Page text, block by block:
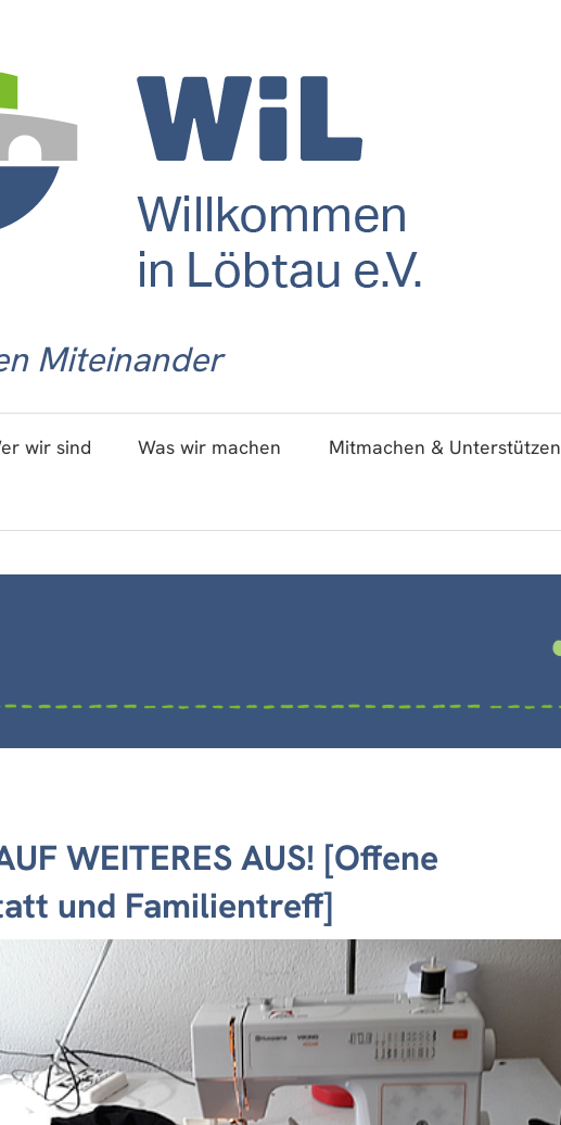
Miteinander
wir sind Was wir machen Mitmachen & Unterstützen
WEITERES AUS! [Offene
und Familientreff]